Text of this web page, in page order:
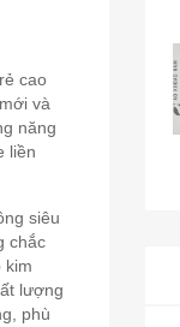
cao
và
năng
liền
siêu
chắc
kim
lượng
phù